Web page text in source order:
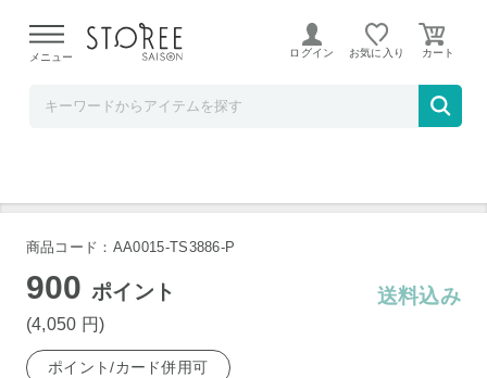
よる配送遅延が発生しております。
メニュー ログイン お気に入り
福岡 博多 とんこつもつ鍋 2～3人前
商品コード：AA0015-TS3886-P
900ポイント
(4,050 円)
送料込み
ポイント/カード併用可